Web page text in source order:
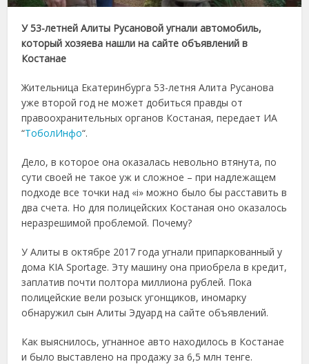
У 53-летней Алиты Русановой угнали автомобиль,
который хозяева нашли на сайте объявлений в
Костанае
Жительница Екатеринбурга 53-летня Алита Русанова
уже второй год не может добиться правды от
правоохранительных органов Костаная, передает ИА
“ТоболИнфо“.
Дело, в которое она оказалась невольно втянута, по
сути своей не такое уж и сложное – при надлежащем
подходе все точки над «i» можно было бы расставить в
два счета. Но для полицейских Костаная оно оказалось
неразрешимой проблемой. Почему?
У Алиты в октябре 2017 года угнали припаркованный у
дома KIA Sportage. Эту машину она приобрела в кредит,
заплатив почти полтора миллиона рублей. Пока
полицейские вели розыск угонщиков, иномарку
обнаружил сын Алиты Эдуард на сайте объявлений.
Как выяснилось, угнанное авто находилось в Костанае
и было выставлено на продажу за 6,5 млн тенге.